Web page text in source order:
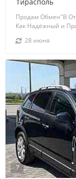
Тирасполь
Продам Обмен"В
Как Надёжный и
28 июня
7